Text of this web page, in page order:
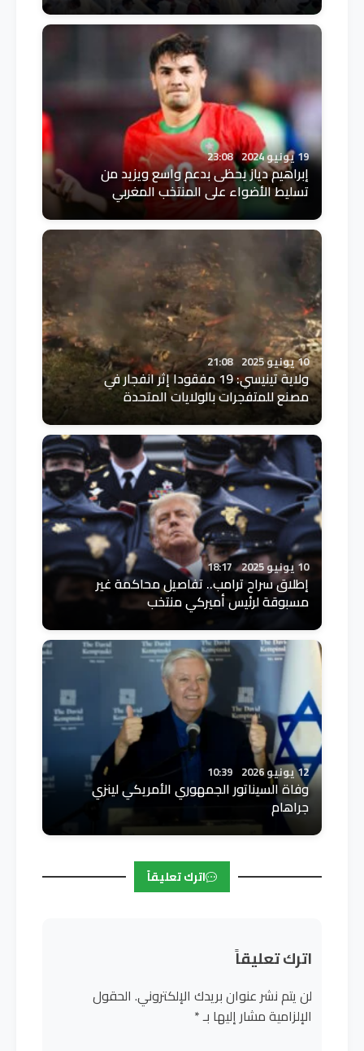
19 يونيو 2024 23:08
إبراهيم دياز يحظى بدعم واسع ويزيد من
تسليط الأضواء على المنتخب المغربي
10 يونيو 2025 21:08
ولاية تينيسي: 19 مفقودا إثر انفجار في
مصنع للمتفجرات بالولايات المتحدة
10 يونيو 2025 18:17
إطلاق سراح ترامب.. تفاصيل محاكمة غير
مسبوقة لرئيس أميركي منتخب
12 يونيو 2026 10:39
وفاة السيناتور الجمهوري الأمريكي لينزي
جراهام
اترك تعليقاً
اترك تعليقاً
لن يتم نشر عنوان بريدك الإلكتروني. الحقول
الإلزامية مشار إليها بـ*